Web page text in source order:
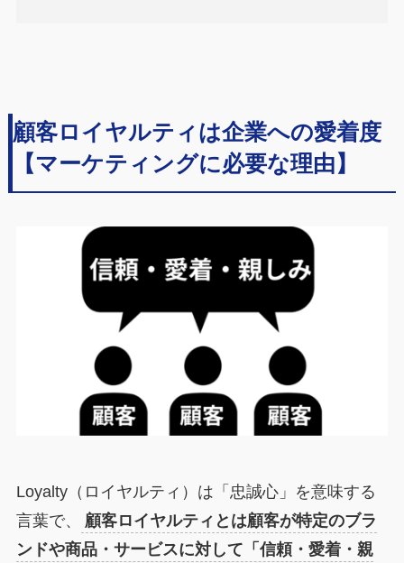
顧客ロイヤルティは企業への愛着度
【マーケティングに必要な理由】
Loyalty（ロイヤルティ）は「忠誠心」を意味する
言葉で、
顧客ロイヤルティとは顧客が特定のブラ
ンドや商品・サービスに対して「信頼・愛着・親